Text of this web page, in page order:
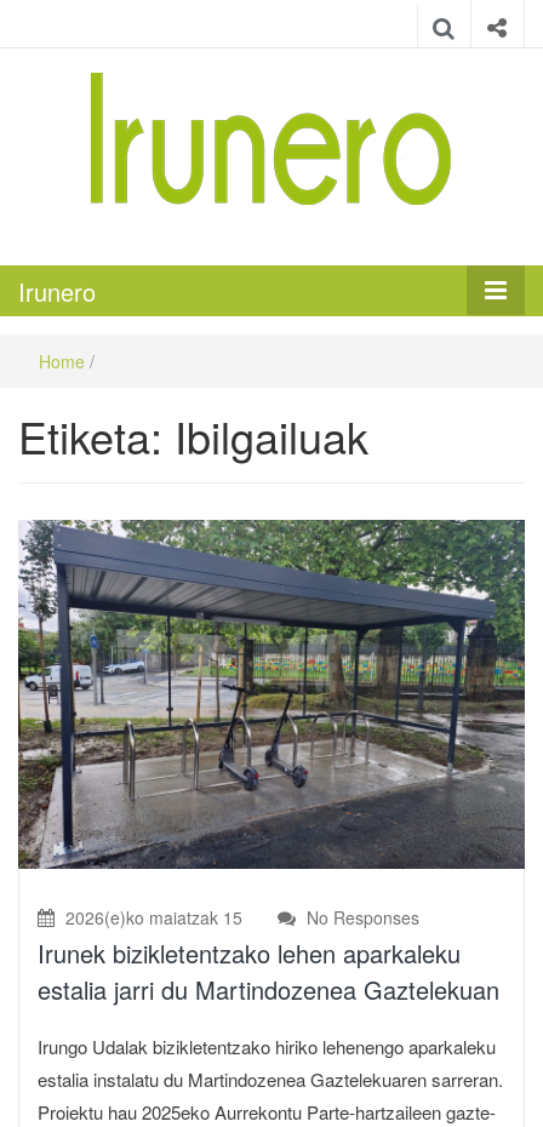
Irunero
Home /
Etiketa: Ibilgailuak
2026(e)ko maiatzak 15 No Responses
Irunek bizikletentzako lehen aparkaleku
estalia jarri du Martindozenea Gaztelekuan
Irungo Udalak bizikletentzako hiriko lehenengo aparkaleku
estalia instalatu du Martindozenea Gaztelekuaren sarreran.
Proiektu hau 2025eko Aurrekontu Parte-hartzaileen gazte-